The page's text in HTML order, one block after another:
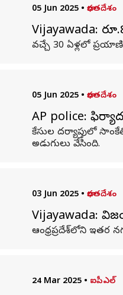
05 Jun 2025 • భారతదేశం
Vijayawada:
వచ్చే 30 ఏళ్లలో
05 Jun 2025 • భారతదేశం
AP police:
కేసుల దర్యాప్తులో
అడుగులు వేసింది.
03 Jun 2025 • భారతదేశం
Vijayawada:
ఆంధ్రప్రదేశ్‌లోని
24 Mar 2025 • ఐపీఎల్